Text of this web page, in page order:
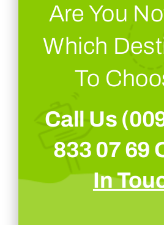
Are You
Which
To
Call Us
833 07 69
In